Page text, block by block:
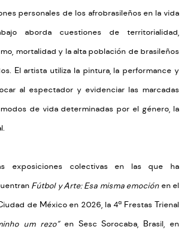
personales de los afrobrasileños en la vida
aborda cuestiones de territorialidad,
mortalidad y la alta población de brasileños
El artista utiliza la pintura, la performance y
al espectador y evidenciar las marcadas
de vida determinadas por el género, la
exposiciones colectivas en las que ha
Fútbol y Arte: Esa misma emoción en el
de México en 2026, la 4ª Frestas Trienal
um rezo”en Sesc Sorocaba, Brasil, en